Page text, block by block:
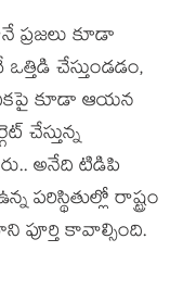
ప్రజలు కూడా
చేస్తుండడం,
కూడా ఆయన
చేస్తున్న
అనేది టిడిపి
పరిస్థితుల్లో రాష్ట్రం
పూర్తి కావాల్సింది.